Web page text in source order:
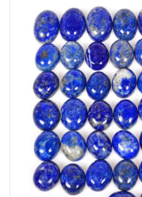
לשיבוץ
מידה:
מ"מ
משקל:
כ
5
קרט